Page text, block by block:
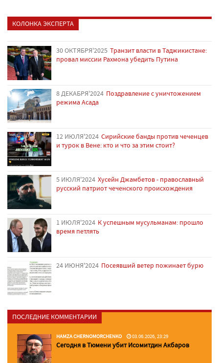
КОЛОНКА ЭКСПЕРТА
30 ОКТЯБРЯ'2025 Транзит власти в Таджикистане:
провал миссии Рахмона убедить Путина
8 ДЕКАБРЯ'2024 Поздравление с уничтожением
режима Асада
12 ИЮЛЯ'2024 Сирийские банды против чеченцев
и турок в Вене: кто и что за этим стоит?
5 ИЮЛЯ'2024 Хусейн Джамбетов - православный
русский патриот чеченского происхождения
1 ИЮЛЯ'2024 К успешным мусульманам: прошло
время петлять
24 ИЮНЯ'2024 Посеявший ветер пожинает бурю
ПОСЛЕДНИЕ КОММЕНТАРИИ
HAMZA CHERNOMORCHENKO 03.06.2026, 23:29
Сегодня в Тюмени убит Исомитдин Акбаров